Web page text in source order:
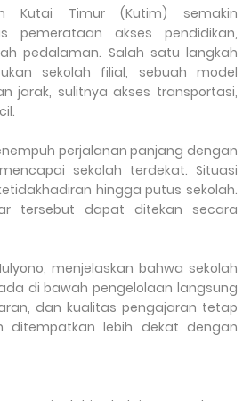
Kutai Timur (Kutim) semakin
pemerataan akses pendidikan,
pedalaman. Salah satu langkah
sekolah filial, sebuah model
jarak, sulitnya akses transportasi,
perjalanan panjang dengan
sekolah terdekat. Situasi
hingga putus sekolah.
tersebut dapat ditekan secara
menjelaskan bahwa sekolah
di bawah pengelolaan langsung
dan kualitas pengajaran tetap
ditempatkan lebih dekat dengan